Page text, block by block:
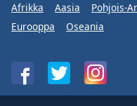
Afrikka Aasia Pohjois-
Eurooppa
Oseania